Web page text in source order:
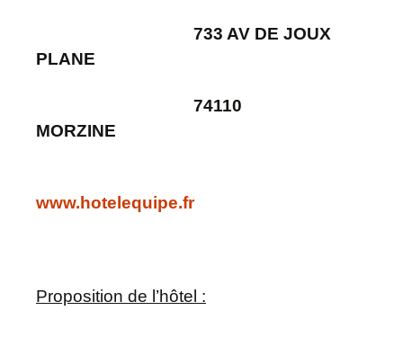
733 AV DE JOUX
PLANE
74110
MORZINE
www.hotelequipe.fr
Proposition de l’hôtel :